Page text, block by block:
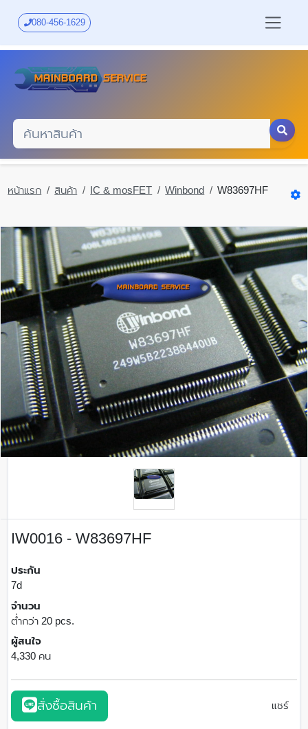
content
080-456-1629
หน้าแรก สินค้า IC & mosFET Winbond W83697HF
IW0016 - W83697HF
ประกัน
7d
จำนวน
ต่ำกว่า 20 pcs.
ผู้สนใจ
4,330 คน
สั่งซื้อสินค้า แชร์